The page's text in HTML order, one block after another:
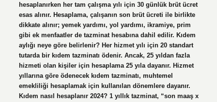
hesaplanırken her tam çalışma yılı için 30 günlük brüt ücret
esas alınır. Hesaplama, çalışanın son brüt ücreti ile birlikte
dikkate alınır; yemek yardımı, yol yardımı, ikramiye, prim
gibi ek menfaatler de tazminat hesabına dahil edilir. Kıdem
aylığı neye göre belirlenir? Her hizmet yılı için 20 standart
tutarda bir kıdem tazminatı ödenir. Ancak, 25 yıldan fazla
hizmeti olan kişiler için hesaplama 25 yıla dayanır. Hizmet
yıllarına göre ödenecek kıdem tazminatı, muhtemel
emekliliği hesaplamak için kullanılan dönemlere dayanır.
Kıdem nasıl hesaplanır 2024? 1 yıllık tazminat, “son maaş x